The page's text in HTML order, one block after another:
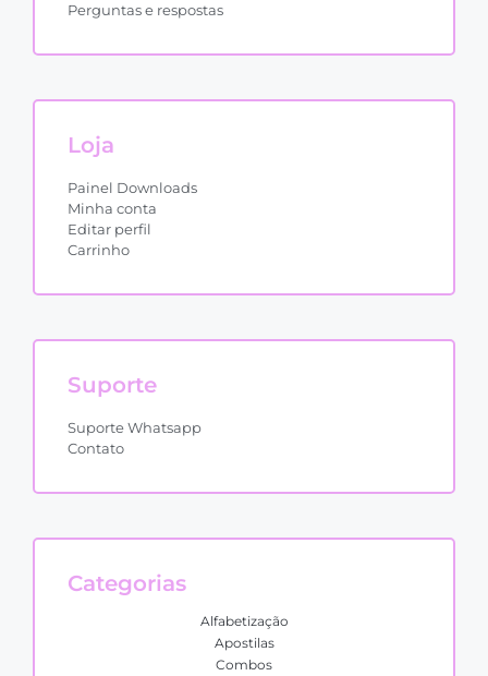
Perguntas e respostas
Loja
Painel Downloads
Minha conta
Editar perfil
Carrinho
Suporte
Suporte Whatsapp
Contato
Categorias
Alfabetização
Apostilas
Combos